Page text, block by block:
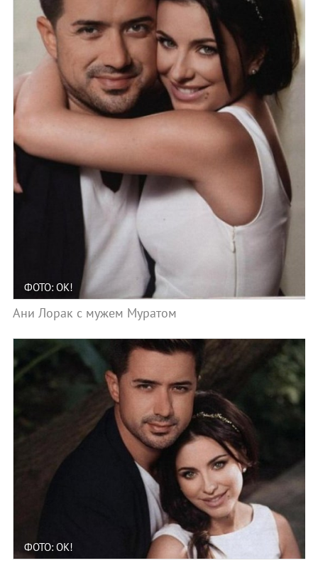
ФОТО: ОК!
Ани Лорак с мужем Муратом
ФОТО: ОК!